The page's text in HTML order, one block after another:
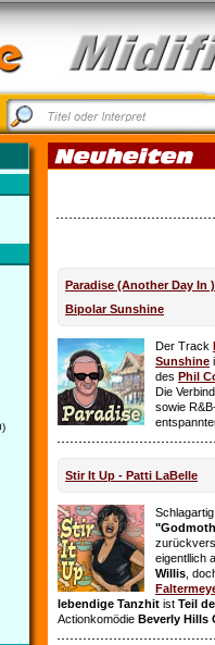
Paradise (Another Day In
Bipolar Sunshine
Der Track
Sunshine
des Phil
Die
sowie
Stir It Up - Patti LaBelle
eigentllich
Willis ,
lebendige Tanzhit ist Teil
Actionkomödie Beverly Hills